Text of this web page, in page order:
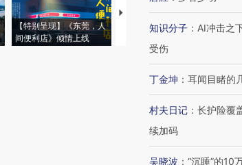
【特别呈现】《东莞，人
间便利店》倾情上线
【推广】走进第四届链博
会，让数智科技“链”接产
【
知识分子 ： AI冲击之
受伤
丁金坤 ： 耳闻目睹的
村夫日记 ： 长护险覆
续加码
吴晓波 ： “沉睡”的10